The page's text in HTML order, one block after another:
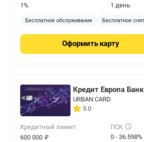
1%
1 день
Бесплатное обслуживание Бесплатное
Оформить карту
Кредит Европа Банк
URBAN CARD
5.0
Кредитный лимит
600 000 ₽
ПСК
0 - 36.598%